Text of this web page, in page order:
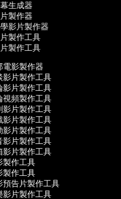
幕生成器
片製作器
學影片製作器
片製作工具
片製作工具
影製作器
片製作工具
片製作工具
頻製作工具
片製作工具
片製作工具
片製作工具
片製作工具
片製作工具
作工具
作工具
告片製作工具
片製作工具